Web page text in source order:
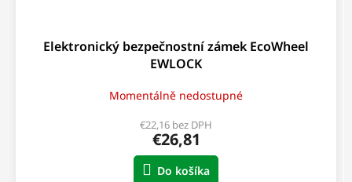
Elektronický bezpečnostní zámek EcoWheel
EWLOCK
Momentálně nedostupné
€22,16 bez DPH
€26,81
Do košíka